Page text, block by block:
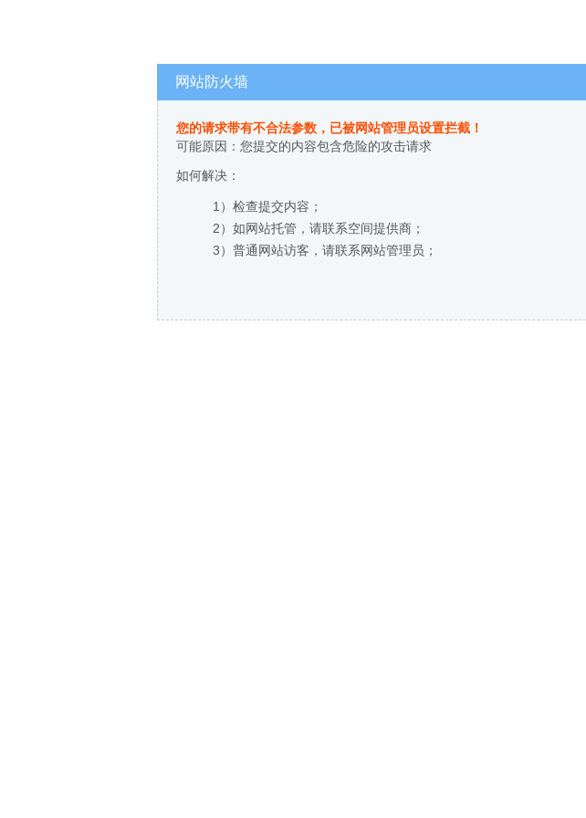
网站防火墙
您的请求带有不合法参数，已被网站管理员设置拦截！
可能原因：您提交的内容包含危险的攻击请求
如何解决：
1）检查提交内容；
2）如网站托管，请联系空间提供商；
3）普通网站访客，请联系网站管理员；